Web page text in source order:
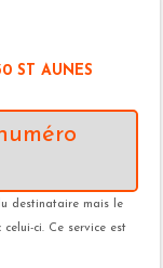
ST AUNES
destinataire mais le
ci. Ce service est